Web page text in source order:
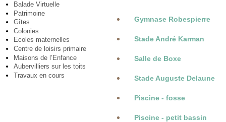
Balade Virtuelle
Patrimoine
Gîtes
Colonies
Ecoles maternelles
Centre de loisirs primaire
Maisons de l’Enfance
Aubervilliers sur les toits
Travaux en cours
Gymnase Robespierre
Stade André Karman
Salle de Boxe
Stade Auguste Delaune
Piscine - fosse
Piscine - petit bassin